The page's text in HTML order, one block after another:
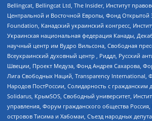
Bellingcat, Bellingcat Ltd, The Insider, Институт
Центральной и Восточной Европы, Фонд Открытой
Foundation, Канадский украинский конгресс,
Украинская национальная федерация Канады,
научный центр им Вудро Вильсона, Свободная
Всеукраинский духовный центр , Риддл, Русский
Швеции, Проект Медуза, Фонд Андрея Сахарова,
Лига Свободных Наций, Transparеncy International,
Народов ПостРоссии, Солидарность с гражданским
Solidarus, КрымSOS, Свободный университет,
управления, Форум гражданского общества
островов Тисима и Хабомаи, Съезд народных